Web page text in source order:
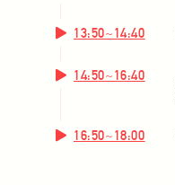
13:50~14:40
14:50~16:40
16:50~18:00